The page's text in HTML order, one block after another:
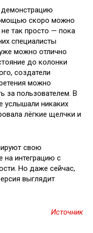
демонстрацию
скоро можно
так просто — пока
специалисты
можно отлично
до колонки
создатели
можно
за пользователем. В
услышали никаких
лёгкие щелчки и
свою
на интеграцию с
Но даже сейчас,
выглядит
Источник